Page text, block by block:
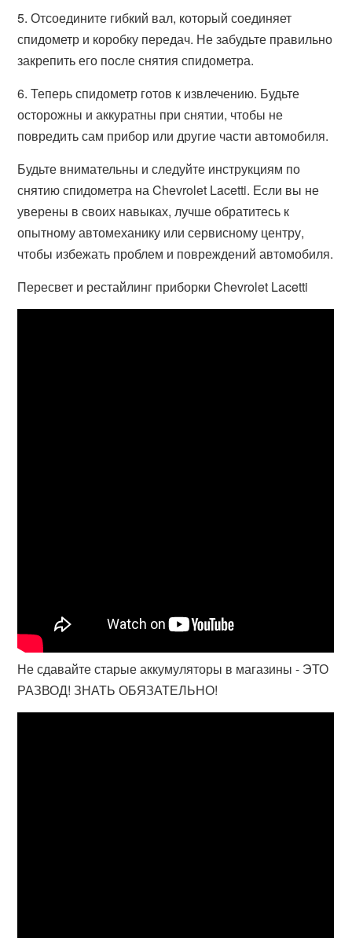
5. Отсоедините гибкий вал, который соединяет
спидометр и коробку передач. Не забудьте правильно
закрепить его после снятия спидометра.
6. Теперь спидометр готов к извлечению. Будьте
осторожны и аккуратны при снятии, чтобы не
повредить сам прибор или другие части автомобиля.
Будьте внимательны и следуйте инструкциям по
снятию спидометра на Chevrolet Lacetti. Если вы не
уверены в своих навыках, лучше обратитесь к
опытному автомеханику или сервисному центру,
чтобы избежать проблем и повреждений автомобиля.
Пересвет и рестайлинг приборки Chevrolet Lacetti
Не сдавайте старые аккумуляторы в магазины - ЭТО
РАЗВОД! ЗНАТЬ ОБЯЗАТЕЛЬНО!